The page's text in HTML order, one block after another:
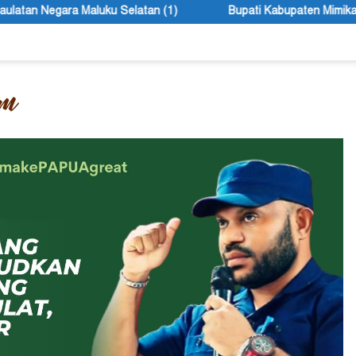
(1) Bupati Kabupaten Mimika John Rettob Sebut Seleksi